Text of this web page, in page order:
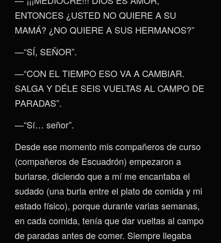
ENTONCES ¿USTED NO QUIERE A SU
MAMÁ? ¿NO QUIERE A SUS HERMANOS?”
—“SÍ, SEÑOR”.
—“CON EL TIEMPO ESO VA A CAMBIAR.
SALGA Y DÉLE SEIS VUELTAS AL CAMPO DE
PARADAS”.
—“Sí… señor”.
Desde ese momento mis compañeros de curso
(compañeros de Escuadrón) empezaron a
burlarse, diciendo que a mí me encantaba el
sudado (una burla entre el plato de comida y mi
estado físico), porque durante varias semanas,
en cada comida, tenía que dar vueltas al campo
de paradas antes de comer. Siempre llegaba